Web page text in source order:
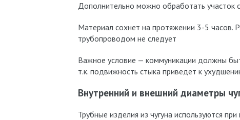
Дополнительно можно обработать участок
Материал сохнет на протяжении 3-5 часов.
трубопроводом не следует
Важное условие — коммуникации должны
т.к. подвижность стыка приведет к
Внутренний и внешний диаметры
Трубные изделия из чугуна используются